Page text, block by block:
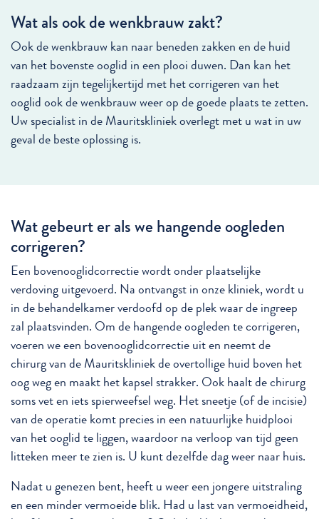
Wat als ook de wenkbrauw zakt?
Ook de wenkbrauw kan naar beneden zakken en de huid
van het bovenste ooglid in een plooi duwen. Dan kan het
raadzaam zijn tegelijkertijd met het corrigeren van het
ooglid ook de wenkbrauw weer op de goede plaats te zetten.
Uw specialist in de Mauritskliniek overlegt met u wat in uw
geval de beste oplossing is.
Wat gebeurt er als we hangende oogleden
corrigeren?
Een bovenooglidcorrectie wordt onder plaatselijke
verdoving uitgevoerd. Na ontvangst in onze kliniek, wordt u
in de behandelkamer verdoofd op de plek waar de ingreep
zal plaatsvinden. Om de hangende oogleden te corrigeren,
voeren we een bovenooglidcorrectie uit en neemt de
chirurg van de Mauritskliniek de overtollige huid boven het
oog weg en maakt het kapsel strakker. Ook haalt de chirurg
soms vet en iets spierweefsel weg. Het sneetje (of de incisie)
van de operatie komt precies in een natuurlijke huidplooi
van het ooglid te liggen, waardoor na verloop van tijd geen
litteken meer te zien is. U kunt dezelfde dag weer naar huis.
Nadat u genezen bent, heeft u weer een jongere uitstraling
en een minder vermoeide blik. Had u last van vermoeidheid,